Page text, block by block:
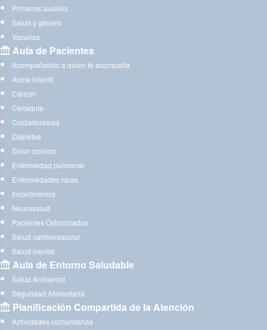
Primeros auxilios
Salud y género
Vacunas
Aula de Pacientes
Acompañando a quien te acompaña
Asma infantil
Cáncer
Celiaquía
Cuidadoras/es
Diabetes
Dolor crónico
Enfermedad pulmonar
Enfermedades raras
Incontinencia
Neurosalud
Pacientes Ostomizados
Salud cardiovascular
Salud mental
Aula de Entorno Saludable
Salud Ambiental
Seguridad Alimentaria
Planificación Compartida de la Atención
Actividades comunitarias